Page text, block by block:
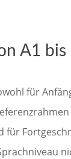
A1 bis
für
für